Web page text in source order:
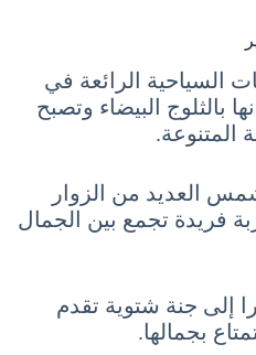
السياحية الرائعة في
بالثلوج البيضاء وتصبح
المتنوعة.
العديد من الزوار
فريدة تجمع بين الجمال
إلى جنة شتوية تقدم
بجمالها.